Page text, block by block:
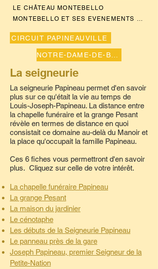
LE CHÂTEAU MONTEBELLO
CIRCUIT PAPINEAUVILLE
La seigneurie
La seigneurie Papineau permet d'en savoir
plus sur ce qu'était la vie au temps de
Louis-Joseph-Papineau. La distance entre
la chapelle funéraire et la grange Pesant
révèle en termes de distance en quoi
consistait ce domaine au-delà du Manoir et
la place qu'occupait la famille Papineau.
Ces 6 fiches vous permettront d'en savoir
plus. Cliquez sur celle de votre intérêt.
La chapelle funéraire Papineau
La grange Pesant
La maison du jardinier
Le cénotaphe
Les débuts de la Seigneurie Papineau
Le panneau près de la gare
Joseph Papineau, premier Seigneur de la
Petite-Nation